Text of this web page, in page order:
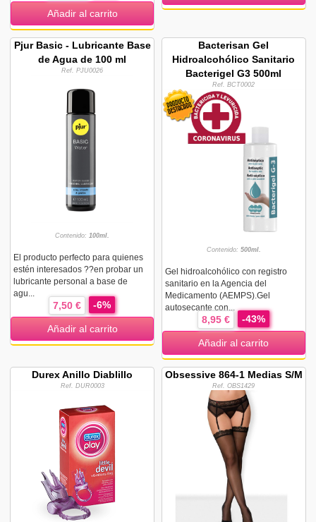
Añadir al carrito
Pjur Basic - Lubricante Base
de Agua de 100 ml
Ref. PJU0026
Contenido:100ml.
El producto perfecto para quienes
estén interesados ??en probar un
lubricante personal a base de
agu...
7,50 € -6%
Añadir al carrito
Bacterisan Gel
Hidroalcohólico Sanitario
Bacterigel G3 500ml
Ref. BCT0002
Contenido: 500ml.
Gel hidroalcohólico con registro
sanitario en la Agencia del
Medicamento (AEMPS).Gel
autosecante con...
8,95 € -43%
Añadir al carrito
Durex Anillo Diablillo
Ref. DUR0003
Obsessive 864-1 Medias S/M
Ref. OBS1429